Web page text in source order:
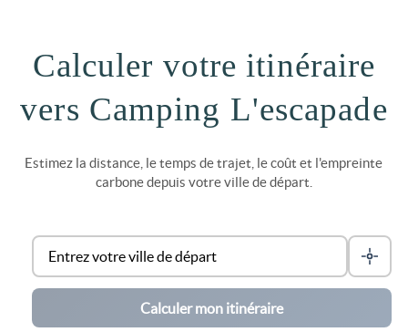
Calculer votre itinéraire
vers Camping L'escapade
Estimez la distance, le temps de trajet, le coût et l'empreinte
carbone depuis votre ville de départ.
Calculer mon itinéraire